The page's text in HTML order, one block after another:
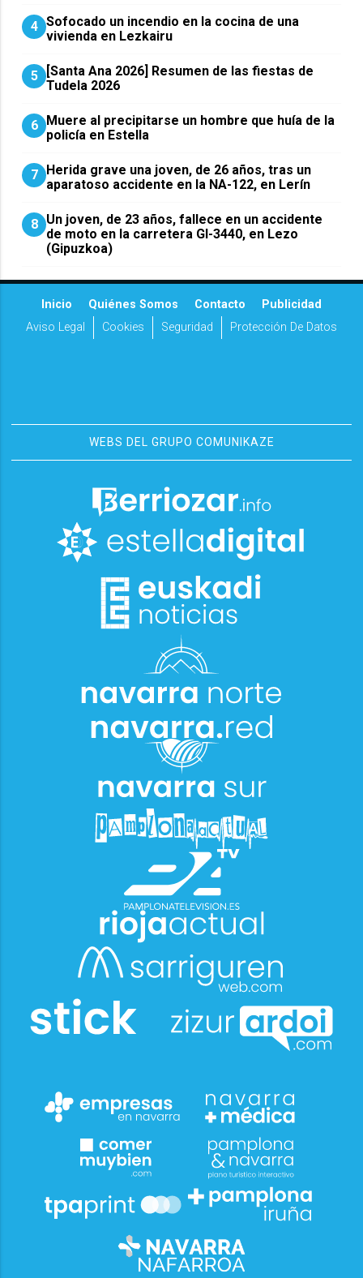
4 Sofocado un incendio en la cocina de una
vivienda en Lezkairu
5
[Santa Ana 2026] Resumen de las fiestas de
Tudela 2026
6
Muere al precipitarse un hombre que huía de la
policía en Estella
7
Herida grave una joven, de 26 años, tras un
aparatoso accidente en la NA-122, en Lerín
8 Un joven, de 23 años, fallece en un accidente
de moto en la carretera GI-3440, en Lezo
(Gipuzkoa)
Inicio Quiénes Somos Contacto
Publicidad
Aviso Legal
Cookies Seguridad Protección De Datos
WEBS DEL GRUPO COMUNIKAZE